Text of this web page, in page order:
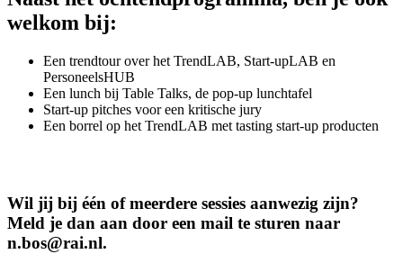
welkom bij:
Een trendtour over het TrendLAB, Start-upLAB en
PersoneelsHUB
Een lunch bij Table Talks, de pop-up lunchtafel
Start-up pitches voor een kritische jury
Een borrel op het TrendLAB met tasting start-up producten
Wil jij bij één of meerdere sessies aanwezig zijn?
Meld je dan aan door een mail te sturen naar
n.bos@rai.nl.